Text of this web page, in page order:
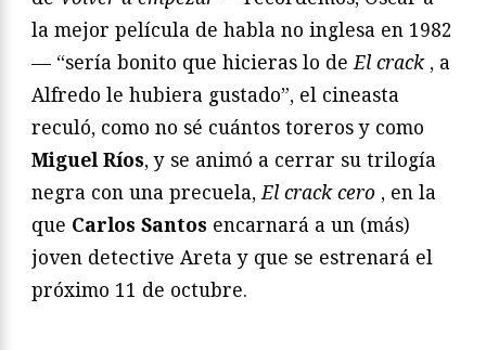
la mejor película de habla no inglesa en 1982
— “sería bonito que hicieras lo de El crack , a
Alfredo le hubiera gustado”, el cineasta
reculó, como no sé cuántos toreros y como
Miguel Ríos, y se animó a cerrar su trilogía
negra con una precuela, El crack cero , en la
que Carlos Santos encarnará a un (más)
joven detective Areta y que se estrenará el
próximo 11 de octubre.